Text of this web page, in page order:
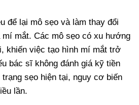
để lại mô sẹo và làm thay đổi
mắt. Các mô sẹo có xu hướng
khiến việc tạo hình mí mắt trở
bác sĩ không đánh giá kỹ tiền
sẹo hiện tại, nguy cơ biến
lần.